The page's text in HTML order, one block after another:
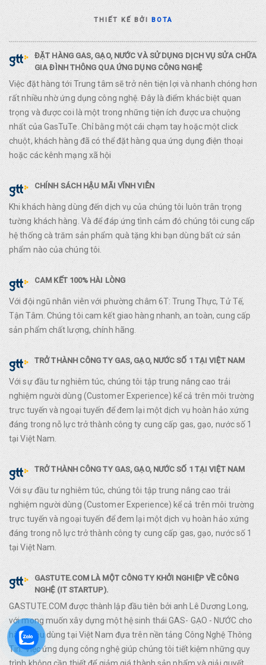
THIẾT KẾ BỞIBOTA
ĐẶT HÀNG GAS, GẠO, NƯỚC VÀ SỬ DỤNG DỊCH VỤ SỬA CHỮA
GIA ĐÌNH THÔNG QUA ỨNG DỤNG CÔNG NGHỆ
Việc đặt hàng tới Trung tâm sẽ trở nên tiện lợi và nhanh chóng hơn
rất nhiều nhờ ứng dụng công nghệ. Đây là điểm khác biệt quan
trọng và được coi là một trong những tiện ích được ưa chuộng
nhất của GasTuTe. Chỉ bằng một cái chạm tay hoặc một click
chuột, khách hàng đã có thể đặt hàng qua ứng dụng điện thoại
hoặc các kênh mạng xã hội
CHÍNH SÁCH HẬU MÃI VĨNH VIỄN
Khi khách hàng dùng đến dịch vụ của chúng tôi luôn trân trọng
tường khách hàng. Và để đáp ứng tình cảm đó chúng tôi cung cấp
hệ thống cà trăm sản phẩm quà tặng khi bạn dùng bất cứ sản
phẩm nào của chúng tôi.
CAM KẾT 100% HÀI LÒNG
Với đội ngũ nhân viên với phường châm 6T: Trung Thực, Tử Tế,
Tận Tâm. Chúng tôi cam kết giao hàng nhanh, an toàn, cung cấp
sản phẩm chất lượng, chính hãng.
TRỞ THÀNH CÔNG TY GAS, GẠO, NƯỚC SỐ 1 TẠI VIỆT NAM
Với sự đầu tư nghiêm túc, chúng tôi tập trung nâng cao trải
nghiệm người dùng (Customer Experience) kể cả trên môi trường
trực tuyến và ngoại tuyến để đem lại một dịch vụ hoàn hảo xứng
đáng trong nỗ lực trở thành công ty cung cấp gas, gạo, nước số 1
tại Việt Nam.
TRỞ THÀNH CÔNG TY GAS, GẠO, NƯỚC SỐ 1 TẠI VIỆT NAM
Với sự đầu tư nghiêm túc, chúng tôi tập trung nâng cao trải
nghiệm người dùng (Customer Experience) kể cả trên môi trường
trực tuyến và ngoại tuyến để đem lại một dịch vụ hoàn hảo xứng
đáng trong nỗ lực trở thành công ty cung cấp gas, gạo, nước số 1
tại Việt Nam.
GASTUTE.COM LÀ MỘT CÔNG TY KHỞI NGHIỆP VỀ CÔNG
NGHỆ (IT STARTUP).
GASTUTE.COM được thành lập đầu tiên bởi anh Lê Dương Long,
với mong muốn xây dựng một hệ sinh thái GAS- GẠO - NƯỚC cho
hàng tiêu dùng tại Việt Nam đựa trên nền tảng Công Nghệ Thông
Tin. Việc ứng dụng công nghệ giúp chúng tôi tiết kiệm những quy